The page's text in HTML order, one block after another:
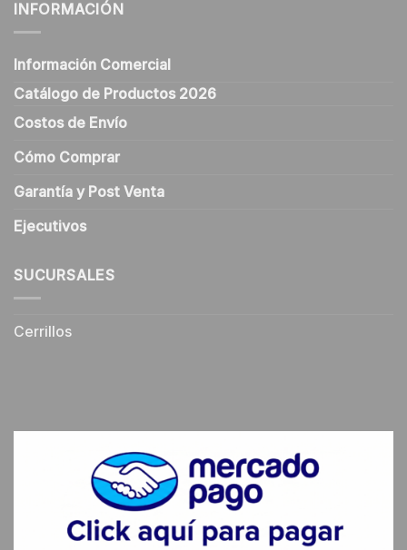
INFORMACIÓN
Información Comercial
Catálogo de Productos 2026
Costos de Envío
Cómo Comprar
Garantía y Post Venta
Ejecutivos
SUCURSALES
Cerrillos